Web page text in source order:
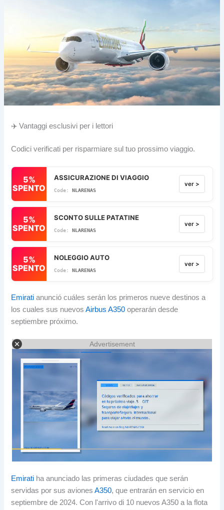
✈️ Vantaggi esclusivi per i lettori
Codici verificati per risparmiare sul tuo prossimo viaggio.
5%
SPENTO
ASSICURAZIONE DI VIAGGIO
NLARENAS
ver >
5%
SPENTO
SCONTO SULLE PATATINE
NLARENAS
ver >
5%
SPENTO
NOLEGGIO AUTO
NLARENAS
ver >
Emirati anunció cuáles serán los primeros nueve destinos a
los cuales sus nuevos Airbus A350 operarán desde
septiembre próximo.
Advertisement
Emirati ha anunciado las primeras ciudades que serán
servidas por sus aviones A350,que entrarán en servicio en
septiembre de 2024. Con l'arrivo di 10 nuevos A350 a la flota